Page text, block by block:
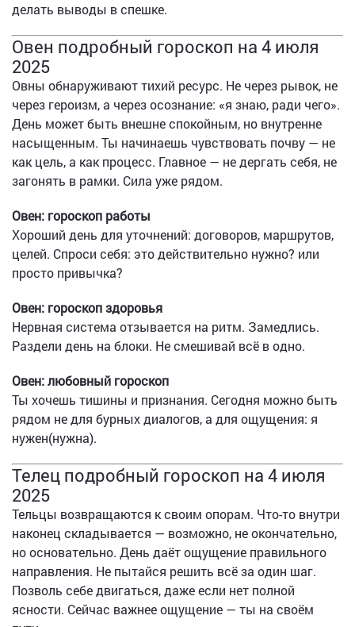
делать выводы в спешке.
Овен подробный гороскоп на 4 июля
2025
Овны обнаруживают тихий ресурс. Не через рывок, не
через героизм, а через осознание: «я знаю, ради чего».
День может быть внешне спокойным, но внутренне
насыщенным. Ты начинаешь чувствовать почву — не
как цель, а как процесс. Главное — не дергать себя, не
загонять в рамки. Сила уже рядом.
Овен: гороскоп работы
Хороший день для уточнений: договоров, маршрутов,
целей. Спроси себя: это действительно нужно? или
просто привычка?
Овен: гороскоп здоровья
Нервная система отзывается на ритм. Замедлись.
Раздели день на блоки. Не смешивай всё в одно.
Овен: любовный гороскоп
Ты хочешь тишины и признания. Сегодня можно быть
рядом не для бурных диалогов, а для ощущения: я
нужен(нужна).
Телец подробный гороскоп на 4 июля
2025
Тельцы возвращаются к своим опорам. Что-то внутри
наконец складывается — возможно, не окончательно,
но основательно. День даёт ощущение правильного
направления. Не пытайся решить всё за один шаг.
Позволь себе двигаться, даже если нет полной
ясности. Сейчас важнее ощущение — ты на своём